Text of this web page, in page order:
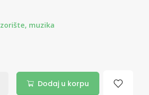
muzika
Dodaj u korpu